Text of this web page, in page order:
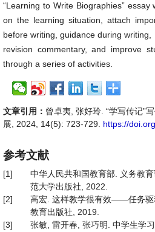
“Learning to Write Biographies”
on the learning situation, attach
before writing, guidance during
revision commentary, and improve
through a series of activities.
文章引用： 曾卓夷, 张好玲. “学写传记”
展, 2024, 14(5): 723-729. https://
参考文献
[1]
中华人民共和国教育部. 义务教
范大学出版社, 2022.
[2]
高宏. 这样教学很有效——任务驱
教育出版社, 2019.
[3]
张敏, 雷开春, 张巧明. 中学生学